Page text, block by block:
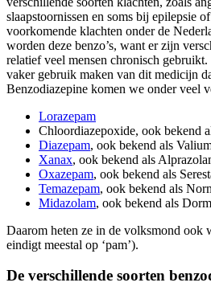
slaapstoornissen en soms bij epilepsie
voorkomende klachten onder de
worden deze benzo’s, want er zijn
relatief veel mensen chronisch
vaker gebruik maken van dit medicijn
Benzodiazepine komen we onder veel
Lorazepam
Chloordiazepoxide, ook bekend
Diazepam, ook bekend als
Xanax, ook bekend als
Oxazepam, ook bekend als
Temazepam, ook bekend als
Midazolam, ook bekend als
Daarom heten ze in de volksmond ook
eindigt meestal op ‘pam’).
De verschillende soorten